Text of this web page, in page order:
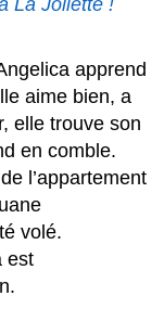
apprend
aime bien, a
elle trouve son
en comble.
l’appartement
volé.
est